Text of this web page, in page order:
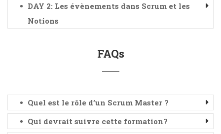
DAY 2: Les évènements dans Scrum et les
Notions
FAQs
Quel est le rôle d’un Scrum Master ?
Qui devrait suivre cette formation?